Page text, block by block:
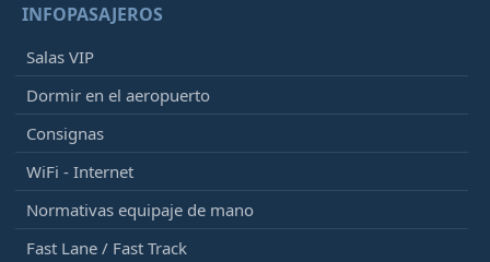
INFOPASAJEROS
Salas VIP
Dormir en el aeropuerto
Consignas
WiFi - Internet
Normativas equipaje de mano
Fast Lane / Fast Track